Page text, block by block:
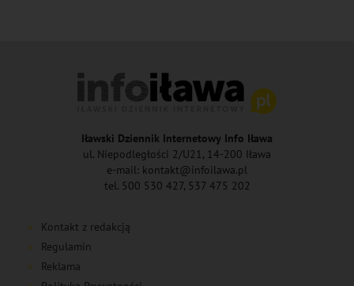
Iławski Dziennik Internetowy Info Iława
ul. Niepodległości 2/U21, 14-200 Iława
e-mail: kontakt@infoilawa.pl
tel. 500 530 427, 537 475 202
Kontakt z redakcją
Regulamin
Reklama